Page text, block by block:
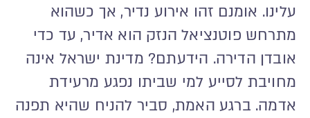
עלינו. אומנם זהו אירוע נדיר, אך כשהוא
מתרחש פוטנציאל הנזק הוא אדיר, עד כדי
אובדן הדירה. הידעתם? מדינת ישראל אינה
מחויבת לסייע למי שביתו נפגע מרעידת
אדמה. ברגע האמת, סביר להניח שהיא תפנה